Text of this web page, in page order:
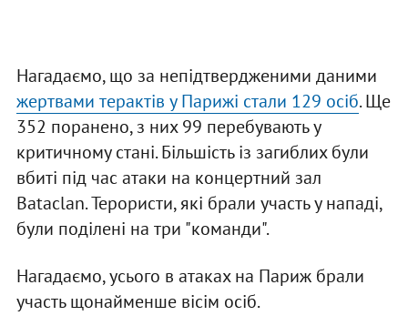
Нагадаємо, що за непідтвердженими даними
жертвами терактів у Парижі стали 129 осіб. Ще
352 поранено, з них 99 перебувають у
критичному стані. Більшість із загиблих були
вбиті під час атаки на концертний зал
Bataclan. Терористи, які брали участь у нападі,
були поділені на три "команди".
Нагадаємо, усього в атаках на Париж брали
участь щонайменше вісім осіб.